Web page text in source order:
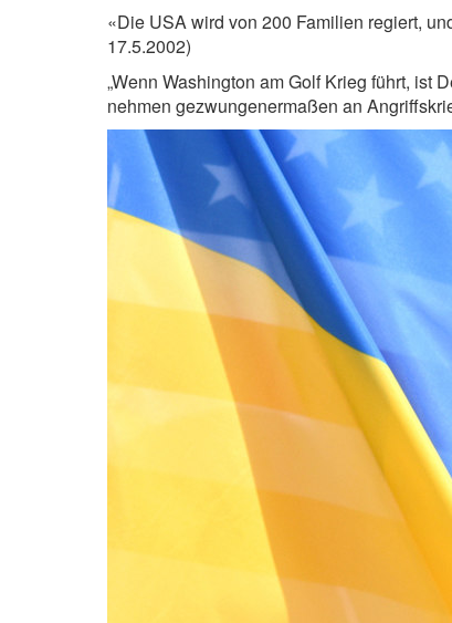
«Die USA wird von 200 Familien regiert,
17.5.2002)
„Wenn Washington am Golf Krieg führt, ist
nehmen gezwungenermaßen an